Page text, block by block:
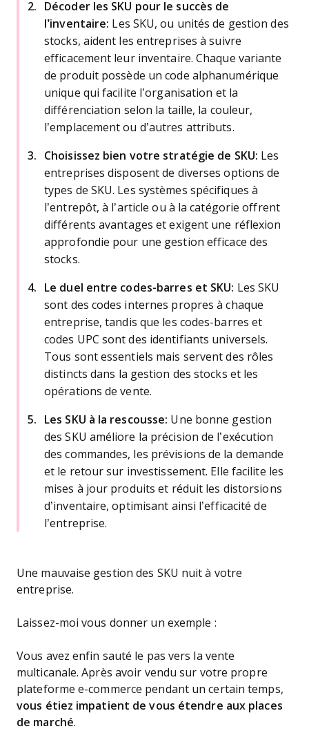
Décoder les SKU pour le succès de
l’inventaire: Les SKU, ou unités de gestion des
stocks, aident les entreprises à suivre
efficacement leur inventaire. Chaque variante
de produit possède un code alphanumérique
unique qui facilite l’organisation et la
différenciation selon la taille, la couleur,
l’emplacement ou d’autres attributs.
Choisissez bien votre stratégie de SKU: Les
entreprises disposent de diverses options de
types de SKU. Les systèmes spécifiques à
l’entrepôt, à l’article ou à la catégorie offrent
différents avantages et exigent une réflexion
approfondie pour une gestion efficace des
stocks.
Le duel entre codes-barres et SKU: Les SKU
sont des codes internes propres à chaque
entreprise, tandis que les codes-barres et
codes UPC sont des identifiants universels.
Tous sont essentiels mais servent des rôles
distincts dans la gestion des stocks et les
opérations de vente.
Les SKU à la rescousse: Une bonne gestion
des SKU améliore la précision de l’exécution
des commandes, les prévisions de la demande
et le retour sur investissement. Elle facilite les
mises à jour produits et réduit les distorsions
d’inventaire, optimisant ainsi l’efficacité de
l’entreprise.
Une mauvaise gestion des SKU nuit à votre
entreprise.
Laissez-moi vous donner un exemple :
Vous avez enfin sauté le pas vers la vente
multicanale. Après avoir vendu sur votre propre
plateforme e-commerce pendant un certain temps,
vous étiez impatient de vous étendre aux places
de marché.